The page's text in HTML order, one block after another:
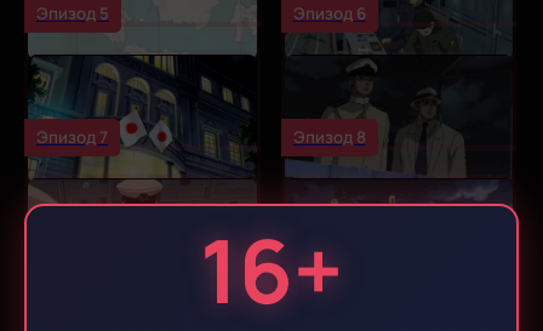
16+
Эпизод 5 Эпизод 6
Эпизод 7 Эпизод 8